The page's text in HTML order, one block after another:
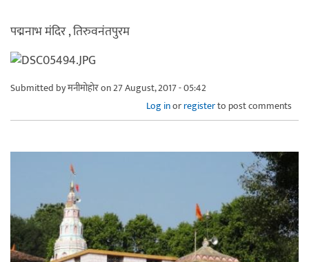
पद्मनाभ मंदिर , तिरुवनंतपुरम
Submitted byमनीमोहोरon 27 August, 2017 - 05:42
Log inorregisterto post comments